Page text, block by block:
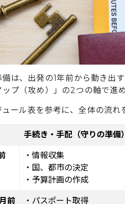
前のやることをサポートする「タ
的なワーホリと「準備の質」でこ
コンサルタントがあなただけの
前のやることに関するよくある質
力ゼロでも準備すれば大丈夫です
ージェントを使わずに一人で準備
：ワーホリ前のやることの質が留学
は、出発の1年前から動き出
プ（攻め）」の2つの軸で進
ール表を参考に、全体の流れ
手続き・手配（守りの準備）
・情報収集
・国、都市の決定
・予算計画の作成
前
・パスポート取得